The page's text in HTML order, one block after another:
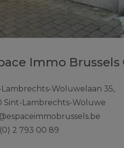
Immo Brussels
Lambrechts-Woluwelaan 35,
Sint-Lambrechts-Woluwe
2 793 00 89